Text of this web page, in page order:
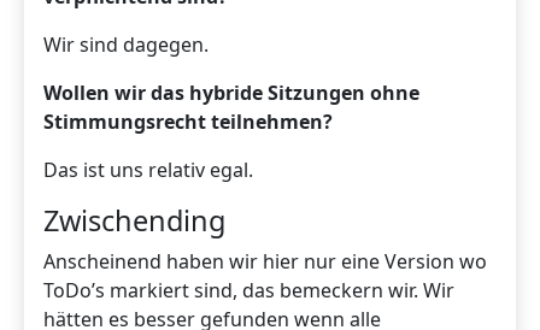
Wir sind dagegen.
Wollen wir das hybride Sitzungen ohne
Stimmungsrecht teilnehmen?
Das ist uns relativ egal.
Zwischending
Anscheinend haben wir hier nur eine Version wo
ToDo’s markiert sind, das bemeckern wir. Wir
hätten es besser gefunden wenn alle